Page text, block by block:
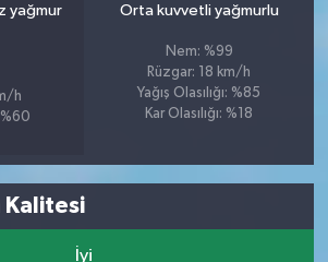
yağmur
h
%60
Orta kuvvetli yağmurlu
Nem: %99
Rüzgar: 18 km/h
Yağış Olasılığı: %85
Kar Olasılığı: %18
Kalitesi
İyi